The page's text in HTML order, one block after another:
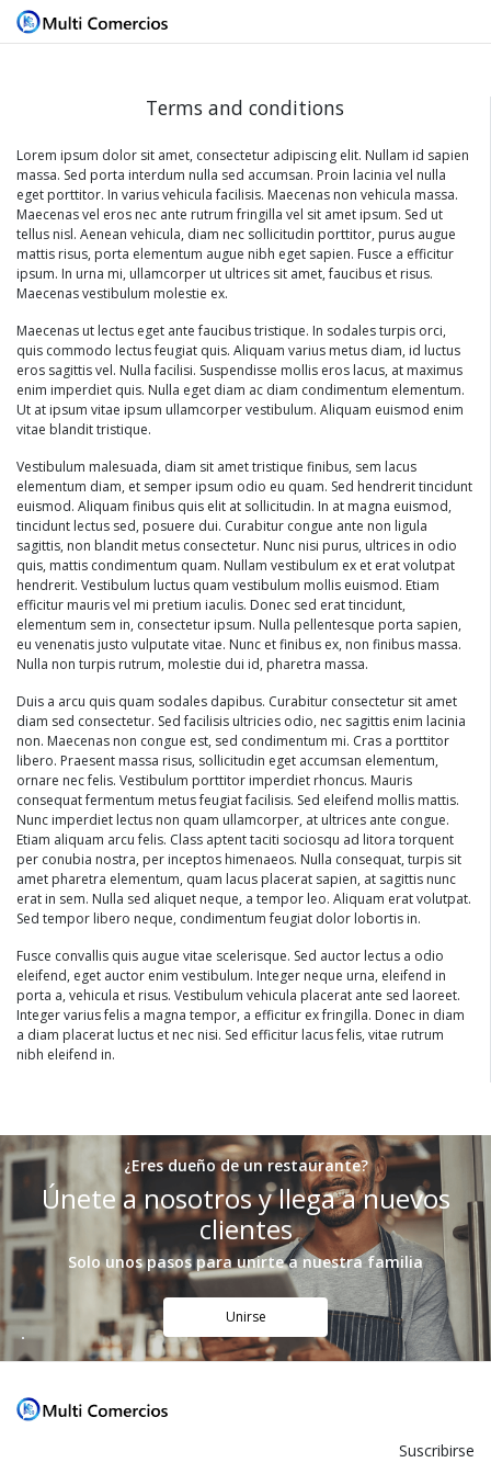
Terms and conditions
Lorem ipsum dolor sit amet, consectetur adipiscing elit. Nullam id sapien
massa. Sed porta interdum nulla sed accumsan. Proin lacinia vel nulla
eget porttitor. In varius vehicula facilisis. Maecenas non vehicula massa.
Maecenas vel eros nec ante rutrum fringilla vel sit amet ipsum. Sed ut
tellus nisl. Aenean vehicula, diam nec sollicitudin porttitor, purus augue
mattis risus, porta elementum augue nibh eget sapien. Fusce a efficitur
ipsum. In urna mi, ullamcorper ut ultrices sit amet, faucibus et risus.
Maecenas vestibulum molestie ex.
Maecenas ut lectus eget ante faucibus tristique. In sodales turpis orci,
quis commodo lectus feugiat quis. Aliquam varius metus diam, id luctus
eros sagittis vel. Nulla facilisi. Suspendisse mollis eros lacus, at maximus
enim imperdiet quis. Nulla eget diam ac diam condimentum elementum.
Ut at ipsum vitae ipsum ullamcorper vestibulum. Aliquam euismod enim
vitae blandit tristique.
Vestibulum malesuada, diam sit amet tristique finibus, sem lacus
elementum diam, et semper ipsum odio eu quam. Sed hendrerit tincidunt
euismod. Aliquam finibus quis elit at sollicitudin. In at magna euismod,
tincidunt lectus sed, posuere dui. Curabitur congue ante non ligula
sagittis, non blandit metus consectetur. Nunc nisi purus, ultrices in odio
quis, mattis condimentum quam. Nullam vestibulum ex et erat volutpat
hendrerit. Vestibulum luctus quam vestibulum mollis euismod. Etiam
efficitur mauris vel mi pretium iaculis. Donec sed erat tincidunt,
elementum sem in, consectetur ipsum. Nulla pellentesque porta sapien,
eu venenatis justo vulputate vitae. Nunc et finibus ex, non finibus massa.
Nulla non turpis rutrum, molestie dui id, pharetra massa.
Duis a arcu quis quam sodales dapibus. Curabitur consectetur sit amet
diam sed consectetur. Sed facilisis ultricies odio, nec sagittis enim lacinia
non. Maecenas non congue est, sed condimentum mi. Cras a porttitor
libero. Praesent massa risus, sollicitudin eget accumsan elementum,
ornare nec felis. Vestibulum porttitor imperdiet rhoncus. Mauris
consequat fermentum metus feugiat facilisis. Sed eleifend mollis mattis.
Nunc imperdiet lectus non quam ullamcorper, at ultrices ante congue.
Etiam aliquam arcu felis. Class aptent taciti sociosqu ad litora torquent
per conubia nostra, per inceptos himenaeos. Nulla consequat, turpis sit
amet pharetra elementum, quam lacus placerat sapien, at sagittis nunc
erat in sem. Nulla sed aliquet neque, a tempor leo. Aliquam erat volutpat.
Sed tempor libero neque, condimentum feugiat dolor lobortis in.
Fusce convallis quis augue vitae scelerisque. Sed auctor lectus a odio
eleifend, eget auctor enim vestibulum. Integer neque urna, eleifend in
porta a, vehicula et risus. Vestibulum vehicula placerat ante sed laoreet.
Integer varius felis a magna tempor, a efficitur ex fringilla. Donec in diam
a diam placerat luctus et nec nisi. Sed efficitur lacus felis, vitae rutrum
nibh eleifend in.
¿Eres dueño de un restaurante?
Únete a nosotros y llega a nuevos
clientes
Solo unos pasos para unirte a nuestra familia
Unirse
Suscribirse